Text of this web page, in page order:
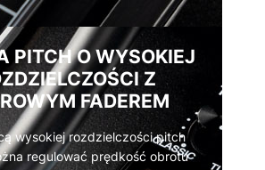
PITCH O WYSOKIEJ
Z
FADEREM
wysokiej rozdzielczości pitch
regulować prędkość obrotu